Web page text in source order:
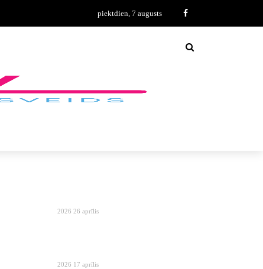
piektdien, 7 augusts
2026 26 aprīlis
2026 17 aprīlis